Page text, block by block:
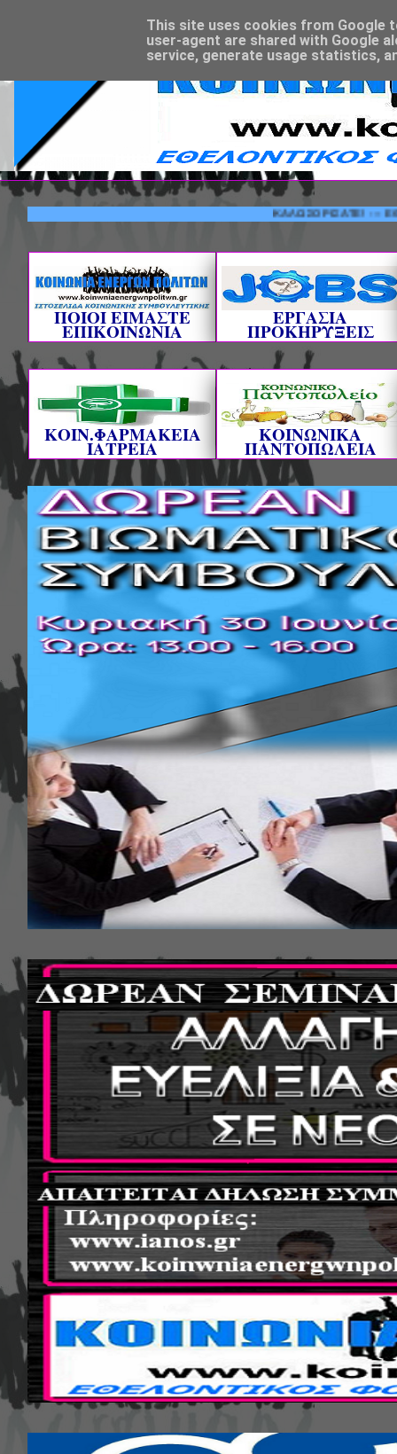
ΚΑΛΩΣΟΡΙΣΑΤΕ! ---
ΠΟΙΟΙ ΕΙΜΑΣΤΕ
ΕΠΙΚΟΙΝΩΝΙΑ
ΕΡΓΑΣΙΑ
ΠΡΟΚΗΡΥΞΕΙΣ
ΚΟΙΝ.ΦΑΡΜΑΚΕΙΑ
ΙΑΤΡΕΙΑ
ΚΟΙΝΩΝΙΚΑ
ΠΑΝΤΟΠΩΛΕΙΑ
This site uses cookies from Google
user-agent are shared with Google
service, generate usage statistics,